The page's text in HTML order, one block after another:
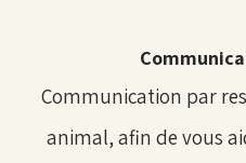
Communication par
animal, afin de vous